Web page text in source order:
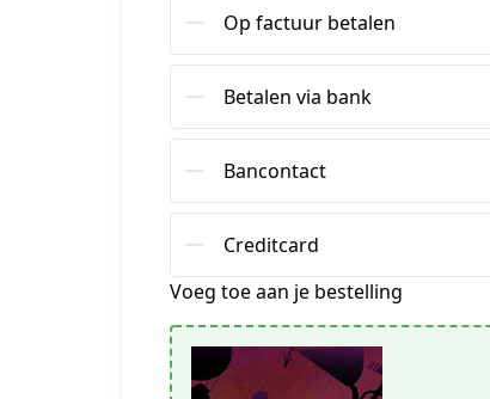
Op factuur betalen
Betalen via bank
Bancontact
Creditcard
Voeg toe aan je bestelling